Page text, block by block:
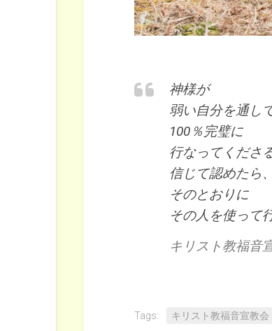
神様が
弱い自分を通し
100％完璧に
行なってくださ
信じて認めたら、
そのとおりに
その人を使って
キリスト教福音
Tags: キリスト教福音宣教会